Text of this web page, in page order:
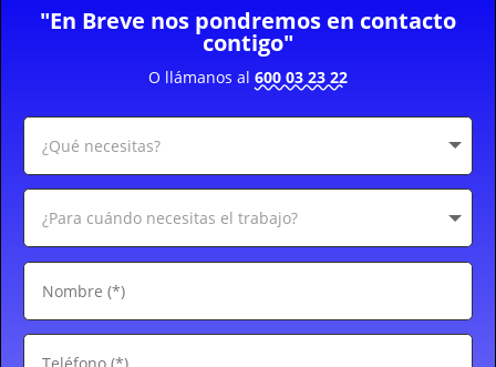
"En Breve nos pondremos en contacto
contigo"
O llámanos al 600 03 23 22